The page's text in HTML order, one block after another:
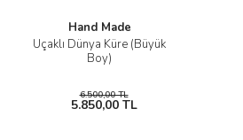
Hand Made
Uçaklı Dünya Küre (Büyük
Boy)
6.500,00 TL
5.850,00 TL